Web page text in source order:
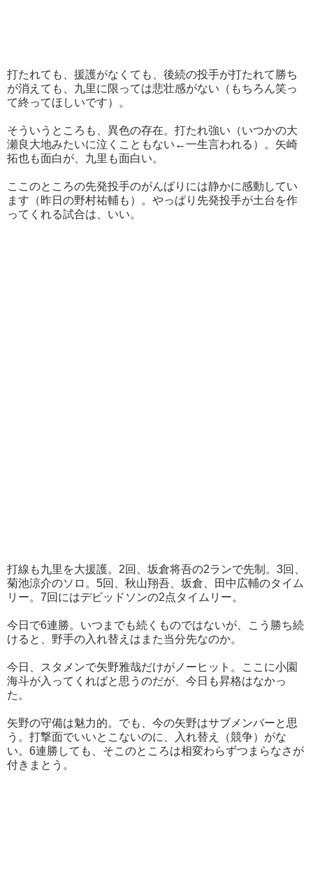
打たれても、援護がなくても、後続の投手が打たれて勝ち
が消えても、九里に限っては悲壮感がない（もちろん笑っ
て終ってほしいです）。
そういうところも、異色の存在。打たれ強い（いつかの大
瀬良大地みたいに泣くこともない←一生言われる）。矢崎
拓也も面白が、九里も面白い。
ここのところの先発投手のがんばりには静かに感動してい
ます（昨日の野村祐輔も）。やっぱり先発投手が土台を作
ってくれる試合は、いい。
打線も九里を大援護。2回、坂倉将吾の2ランで先制。3回、
菊池涼介のソロ。5回、秋山翔吾、坂倉、田中広輔のタイム
リー。7回にはデビッドソンの2点タイムリー。
今日で6連勝。いつまでも続くものではないが、こう勝ち続
けると、野手の入れ替えはまた当分先なのか。
今日、スタメンで矢野雅哉だけがノーヒット。ここに小園
海斗が入ってくればと思うのだが、今日も昇格はなかっ
た。
矢野の守備は魅力的。でも、今の矢野はサブメンバーと思
う。打撃面でいいとこないのに、入れ替え（競争）がな
い。6連勝しても、そこのところは相変わらずつまらなさが
付きまとう。